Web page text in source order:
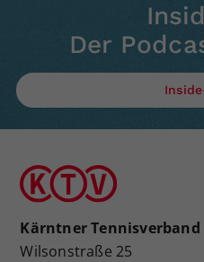
Der
Kärntner Tennisverband
Wilsonstraße 25